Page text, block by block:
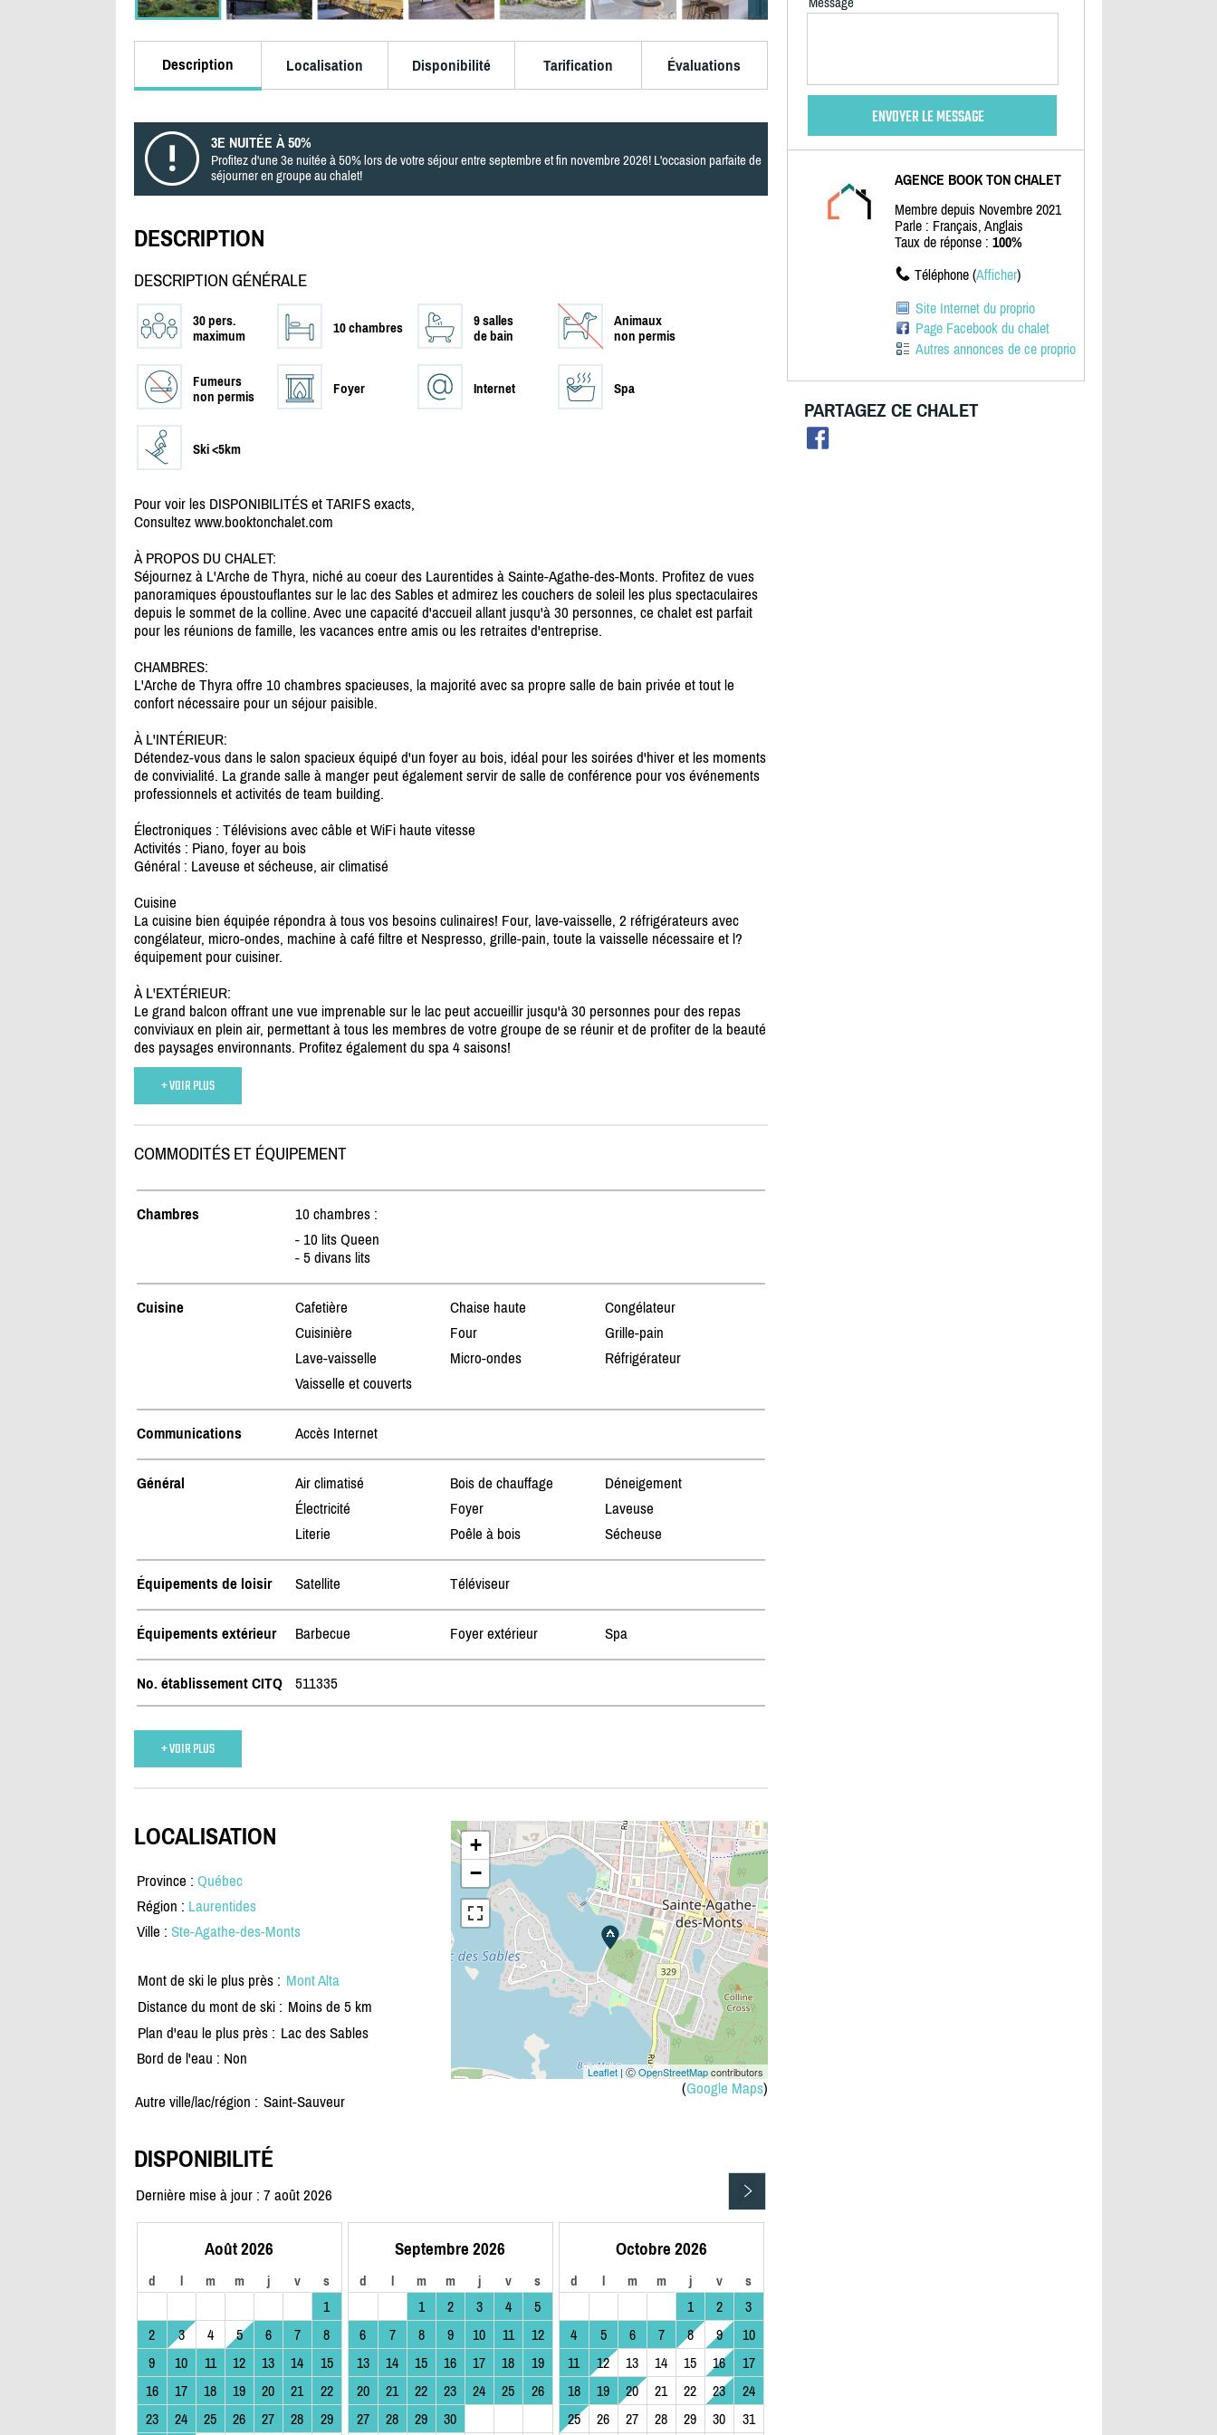
Description Localisation Disponibilité Tarification Évaluations
3E NUITÉE À 50%
Profitez d'une 3e nuitée à 50% lors de votre séjour entre septembre et fin novembre 2026! L'occasion parfaite de
séjourner en groupe au chalet!
DESCRIPTION
DESCRIPTION GÉNÉRALE
30 pers.
maximum
10 chambres
9 salles
de bain
Animaux
non permis
Fumeurs
non permis
Foyer Internet Spa
Ski <5km
Pour voir les DISPONIBILITÉS et TARIFS exacts,
Consultez www.booktonchalet.com
À PROPOS DU CHALET:
Séjournez à L'Arche de Thyra, niché au coeur des Laurentides à Sainte-Agathe-des-Monts. Profitez de vues
panoramiques époustouflantes sur le lac des Sables et admirez les couchers de soleil les plus spectaculaires
depuis le sommet de la colline. Avec une capacité d'accueil allant jusqu'à 30 personnes, ce chalet est parfait
pour les réunions de famille, les vacances entre amis ou les retraites d'entreprise.
CHAMBRES:
L'Arche de Thyra offre 10 chambres spacieuses, la majorité avec sa propre salle de bain privée et tout le
confort nécessaire pour un séjour paisible.
À L'INTÉRIEUR:
Détendez-vous dans le salon spacieux équipé d'un foyer au bois, idéal pour les soirées d'hiver et les moments
de convivialité. La grande salle à manger peut également servir de salle de conférence pour vos événements
professionnels et activités de team building.
Électroniques : Télévisions avec câble et WiFi haute vitesse
Activités : Piano, foyer au bois
Général : Laveuse et sécheuse, air climatisé
Cuisine
La cuisine bien équipée répondra à tous vos besoins culinaires! Four, lave-vaisselle, 2 réfrigérateurs avec
congélateur, micro-ondes, machine à café filtre et Nespresso, grille-pain, toute la vaisselle nécessaire et l?
équipement pour cuisiner.
À L'EXTÉRIEUR:
Le grand balcon offrant une vue imprenable sur le lac peut accueillir jusqu'à 30 personnes pour des repas
conviviaux en plein air, permettant à tous les membres de votre groupe de se réunir et de profiter de la beauté
des paysages environnants. Profitez également du spa 4 saisons!
+ VOIR PLUS
COMMODITÉS ET ÉQUIPEMENT
Chambres
10 chambres :
- 10 lits Queen
- 5 divans lits
Cuisine Cafetière Chaise haute
Congélateur
Cuisinière
Four
Grille-pain
Lave-vaisselle
Micro-ondes
Réfrigérateur
Vaisselle et couverts
Communications Accès Internet
Général Air climatisé Bois de chauffage
Déneigement
Électricité
Foyer
Laveuse
Literie
Poêle à bois Sécheuse
Équipements de loisir Satellite Téléviseur
Équipements extérieur Barbecue Foyer extérieur Spa
No. établissement CITQ 511335
+ VOIR PLUS
+
−
Leaflet| ⒸOpenStreetMapcontributors
(Google Maps)
LOCALISATION
Province : Québec
Région : Laurentides
Ville : Ste-Agathe-des-Monts
Mont de ski le plus près : Mont Alta
Distance du mont de ski : Moins de 5 km
Plan d'eau le plus près : Lac des Sables
Bord de l'eau : Non
Autre ville/lac/région : Saint-Sauveur
DISPONIBILITÉ
Dernière mise à jour : 7 août 2026
Août 2026
d l m m j v s
1
2
3 4 5 6 7
8
9
10 11 12 13 14
15
16
17 18 19 20 21
22
23
24 25 26 27 28 29
Septembre 2026
d l m m j v s
1 2 3 4
5
6
7 8 9 10 11
12
13
14 15 16 17 18
19
20
21 22 23 24 25
26
27
28 29 30
Octobre 2026
d l m m j v s
1 2
3
4
5 6 7 8 9
10
11
12 13 14 15 16
17
18
19 20 21 22 23
24
25
26 27 28 29 30 31
AGENCE BOOK TON CHALET
Membre depuis Novembre 2021
Parle : Français, Anglais
Taux de réponse : 100%
Téléphone (Afficher)
Site Internet du proprio
Page Facebook du chalet
Autres annonces de ce proprio
PARTAGEZ CE CHALET